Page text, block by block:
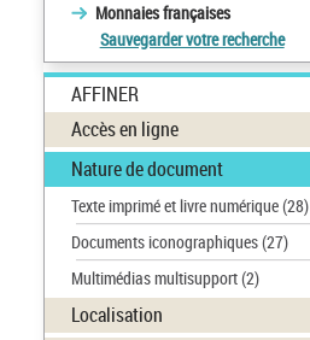
Monnaies françaises
Sauvegarder votre recherche
AFFINER
Accès en ligne
Nature de document
Texte imprimé et livre numérique(28)
Documents iconographiques(27)
Multimédias multisupport(2)
Localisation